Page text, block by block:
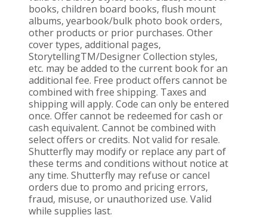
books, children board books, flush mount
albums, yearbook/bulk photo book orders,
other products or prior purchases. Other
cover types, additional pages,
StorytellingTM/Designer Collection styles,
etc. may be added to the current book for an
additional fee. Free product offers cannot be
combined with free shipping. Taxes and
shipping will apply. Code can only be entered
once. Offer cannot be redeemed for cash or
cash equivalent. Cannot be combined with
select offers or credits. Not valid for resale.
Shutterfly may modify or replace any part of
these terms and conditions without notice at
any time. Shutterfly may refuse or cancel
orders due to promo and pricing errors,
fraud, misuse, or unauthorized use. Valid
while supplies last.